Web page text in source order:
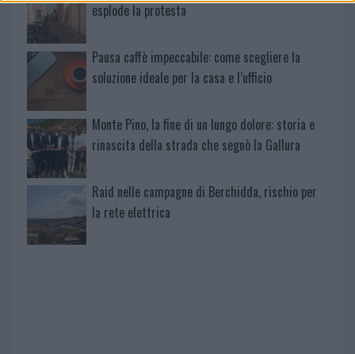
esplode la protesta
Pausa caffè impeccabile: come scegliere la
soluzione ideale per la casa e l’ufficio
Monte Pino, la fine di un lungo dolore: storia e
rinascita della strada che segnò la Gallura
Raid nelle campagne di Berchidda, rischio per
la rete elettrica